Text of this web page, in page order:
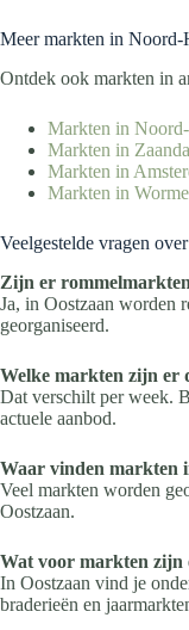
Meer markten in Noord-
Ontdek ook markten in
Markten in
Markten in
Markten in
Markten in
Veelgestelde vragen
Zijn er
Ja, in Oostzaan worden
georganiseerd.
Welke markten zijn er
Dat verschilt per week.
actuele aanbod.
Waar vinden markten
Veel markten worden
Oostzaan.
Wat voor markten zijn
In Oostzaan vind je
braderieën en